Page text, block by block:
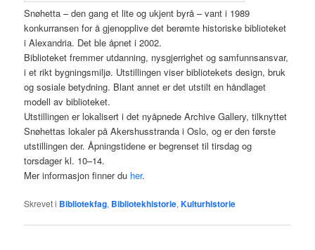
Snøhetta – den gang et lite og ukjent byrå – vant i 1989
konkurransen for å gjenopplive det berømte historiske biblioteket
i Alexandria. Det ble åpnet i 2002.
Biblioteket fremmer utdanning, nysgjerrighet og samfunnsansvar,
i et rikt bygningsmiljø. Utstillingen viser bibliotekets design, bruk
og sosiale betydning. Blant annet er det utstilt en håndlaget
modell av biblioteket.
Utstillingen er lokalisert i det nyåpnede Archive Gallery, tilknyttet
Snøhettas lokaler på Akershusstranda i Oslo, og er den første
utstillingen der. Åpningstidene er begrenset til tirsdag og
torsdager kl. 10–14.
Mer informasjon finner du her.
Skrevet i Bibliotekfag, Bibliotekhistorie,Kulturhistorie